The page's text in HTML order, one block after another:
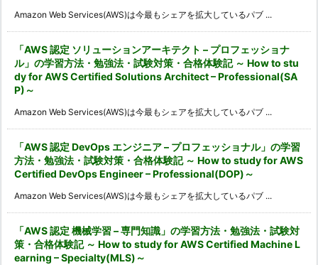
Amazon Web Services(AWS)は今最もシェアを拡大しているパブ ...
「AWS 認定 ソリューションアーキテクト – プロフェッショナ
ル」の学習方法・勉強法・試験対策・合格体験記 ～ How to stu
dy for AWS Certified Solutions Architect – Professional(SA
P)～
Amazon Web Services(AWS)は今最もシェアを拡大しているパブ ...
「AWS 認定 DevOps エンジニア – プロフェッショナル」の学習
方法・勉強法・試験対策・合格体験記 ～ How to study for AWS
Certified DevOps Engineer – Professional(DOP)～
Amazon Web Services(AWS)は今最もシェアを拡大しているパブ ...
「AWS 認定 機械学習 – 専門知識」の学習方法・勉強法・試験対
策・合格体験記 ～ How to study for AWS Certified Machine L
earning – Specialty(MLS)～